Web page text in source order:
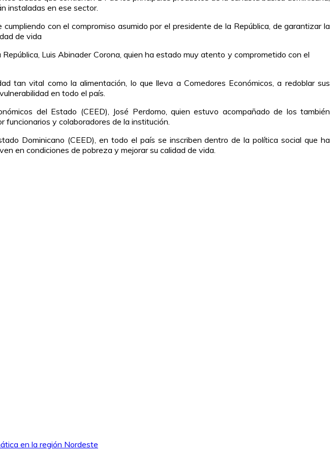
instaladas en ese sector.
con el compromiso asumido por el presidente de la República, de garantizar la
de vida
Luis Abinader Corona, quien ha estado muy atento y comprometido con el
tan vital como la alimentación, lo que lleva a Comedores Económicos, a redoblar sus
en todo el país.
del Estado (CEED), José Perdomo, quien estuvo acompañado de los también
y colaboradores de la institución.
Dominicano (CEED), en todo el país se inscriben dentro de la política social que ha
en condiciones de pobreza y mejorar su calidad de vida.